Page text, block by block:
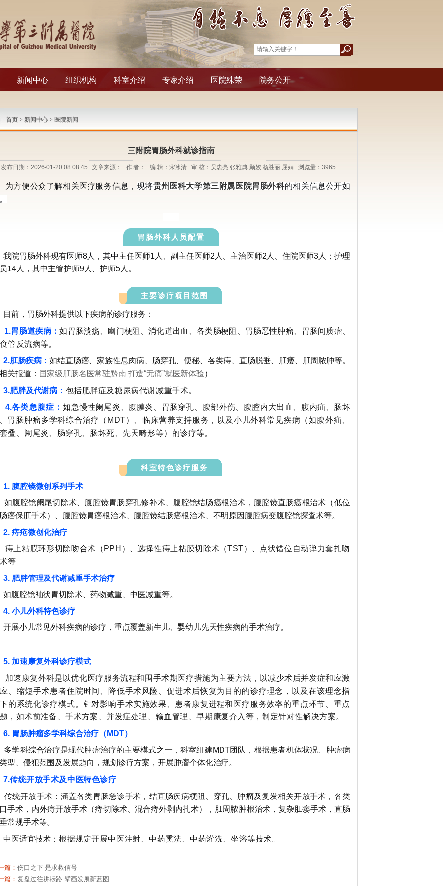
新闻中心 组织机构 科室介绍 专家介绍 医院殊荣 院务公开
首页 > 新闻中心 > 医院新闻
三附院胃肠外科就诊指南
发布日期：2026-01-20 08:08:45 文章来源： 作 者： 编 辑：宋冰清 审 核：吴忠亮 张雅典 顾姣 杨胜丽 屈娟 浏览量： 3965
方便公众了解相关医疗服务信息， 现将贵州医科大学第三附属医院胃肠外科的相关信息公开如
胃肠外科人员配置
胃肠外科现有医师8人，其中主任医师1人、副主任医师2人、主治医师2人、住院医师3人；护理
14人，其中主管护师9人、护师5人 。
主要诊疗项目范围
，胃肠外科提供以下疾病的诊疗服务：
1.胃肠道疾病 ：如 胃肠溃疡、幽门梗阻、消化道出血、各类肠梗阻、胃肠恶性肿瘤、胃肠间质瘤、
管反流病等。
2.肛肠疾病： 如结直肠癌、家族性息肉病、肠穿孔、便秘、各类痔、直肠脱垂、肛瘘、肛周脓肿等。
关报道： 国家级肛肠名医常驻黔南 打造“无痛”就医新体验）
3.肥胖及代谢病 ： 包括肥胖症及糖尿病代谢减重手术。
4.各类急腹症：如急慢性阑尾炎、腹膜炎、胃肠穿孔、腹部外伤、腹腔内大出血、腹内疝、肠坏
胃肠肿瘤多学科综合治疗（MDT）、临床营养支持服务，以及小儿外科常见疾病（如腹外疝、
叠、阑尾炎、肠穿孔、肠坏死、先天畸形等）的诊疗等。
科室特色诊疗服务
1. 腹腔镜微创系列手术
如腹腔镜阑尾切除术、腹腔镜胃肠穿孔修补术、腹腔镜结肠癌根治术，腹腔镜直肠癌根治术（低位
癌保肛手术）、腹腔镜胃癌根治术、腹腔镜结肠癌根治术、不明原因腹腔病变腹腔镜探查术等。
2. 痔疮微创化治疗
痔上粘膜环形切除吻合术 （ PPH ）、 选择性痔上粘膜切除术 （TST）、
点状错位自动弹力套扎吻
等
3. 肥胖管理及代谢减重手术治疗
腔镜袖状胃切除术、 药物减重、中医减重等。
4. 小儿外科特色诊疗
开展小儿常见外科疾病的诊疗，重点覆盖新生儿、婴幼儿先天性疾病的手术治疗。
5. 加速康复外科诊疗模式
加速康复外科是以优化医疗服务流程和围手术期医疗措施为主要方法，以减少术后并发症和应激
、缩短手术患者住院时间、降低手术风险、促进术后恢复为目的的诊疗理念，以及在该理念指
的系统化诊疗模式。 针对影响手术实施效果、患者康复进程和医疗服务效率的重点环节、重点
，如术前准备、手术方案、并发症处理、输血管理、早期康复介入等，制定针对性解决方案。
6. 胃肠肿瘤多学科综合治疗（MDT）
多学科综合治疗是现代肿瘤治疗的主要模式之一，科室组建MDT团队，根据患者机体状况、肿瘤病
型、侵犯范围及发展趋向，规划诊疗方案，开展肿瘤个体化治疗。
7.传统开放手术及中医特色诊疗
传统开放手术：涵盖各类胃肠急诊手术，结直肠疾病梗阻、穿孔、肿瘤及复发相关开放手术，各类
手术，内外痔开放手术（痔切除术、混合痔外剥内扎术），肛周脓肿根治术，复杂肛瘘手术，直肠
常规手术等。
中医适宜技术： 根据规定开展中医注射、中药熏洗、中药灌洗、坐浴等技术。
篇： 伤口之下 是求救信号
篇： 复盘过往耕耘路 擘画发展新蓝图